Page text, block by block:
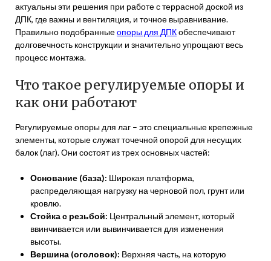
актуальны эти решения при работе с террасной доской из
ДПК, где важны и вентиляция, и точное выравнивание.
Правильно подобранныеопоры для ДПКобеспечивают
долговечность конструкции и значительно упрощают весь
процесс монтажа.
Что такое регулируемые опоры и
как они работают
Регулируемые опоры для лаг – это специальные крепежные
элементы, которые служат точечной опорой для несущих
балок (лаг). Они состоят из трех основных частей:
Основание (база): Широкая платформа,
распределяющая нагрузку на черновой пол, грунт или
кровлю.
Стойка с резьбой: Центральный элемент, который
ввинчивается или вывинчивается для изменения
высоты.
Вершина (оголовок): Верхняя часть, на которую